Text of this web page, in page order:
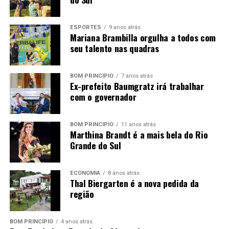
Assista e viva cada momento como se fosse único:
(3060) Pandora – DVD Rock Baladas (Completo) –
YouTube
ESPORTES 9 anos atrás
Mariana Brambilla orgulha a todos com
seu talento nas quadras
BOM PRINCÍPIO 7 anos atrás
Ex-prefeito Baumgratz irá trabalhar
com o governador
BOM PRINCÍPIO 11 anos atrás
Marthina Brandt é a mais bela do Rio
Grande do Sul
ECONOMIA 8 anos atrás
Thal Biergarten é a nova pedida da
região
BOM PRINCÍPIO 4 anos atrás